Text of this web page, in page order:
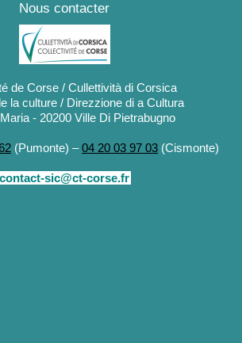
Nous contacter
de Corse / Cullettività di Corsica
la culture / Direzzione di a Cultura
- 20200 Ville Di Pietrabugno
(Pumonte) –04 20 03 97 03 (Cismonte)
contact-sic@ct-corse.fr